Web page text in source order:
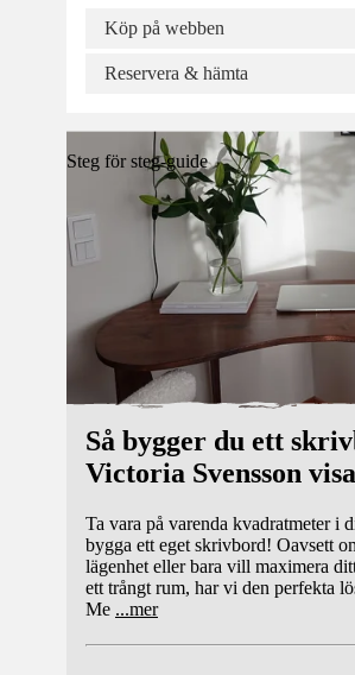
Köp på webben
Reservera & hämta
Steg för steg-guide
Så bygger du ett
Victoria Svensson
Ta vara på varenda kvadratmeter i
bygga ett eget skrivbord! Oavsett
lägenhet eller bara vill maximera
ett trångt rum, har vi den perfekta
Me ...mer